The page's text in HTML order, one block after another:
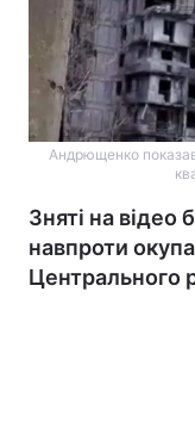
Андрющенко
Зняті на відео
навпроти
Центрального